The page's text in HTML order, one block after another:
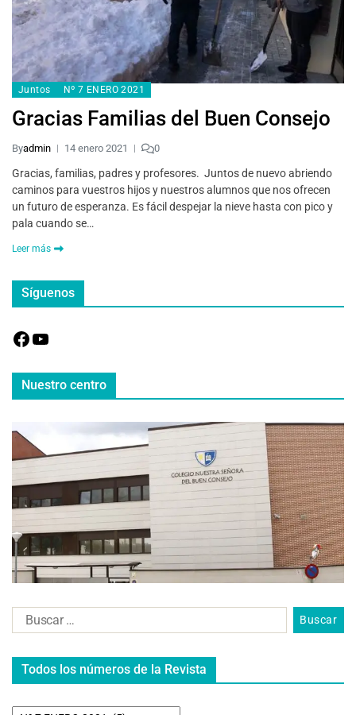
Juntos Nº 7 ENERO 2021
Gracias Familias del Buen Consejo
Byadmin 14 enero 2021 0
Gracias, familias, padres y profesores. Juntos de nuevo abriendo
caminos para vuestros hijos y nuestros alumnos que nos ofrecen
un futuro de esperanza. Es fácil despejar la nieve hasta con pico y
pala cuando se…
Leer más
Síguenos
Nuestro centro
Todos los números de la Revista